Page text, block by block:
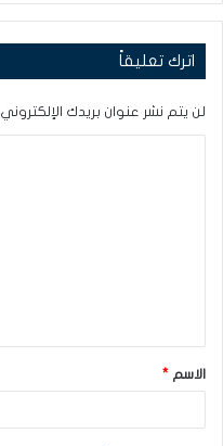
اترك تعليقاً
لن يتم نشر عنوان بريدك الإلكتروني.
ق
*
الاسم *